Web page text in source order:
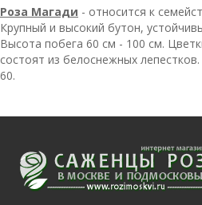
Роза Магади - относится к
Крупный и высокий бутон,
Высота побега 60 см - 100 см.
состоят из белоснежных
60.